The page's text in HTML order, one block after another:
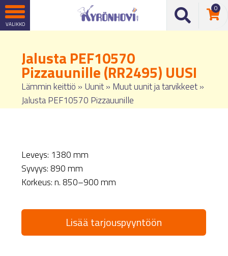
0
Jalusta PEF10570
Pizzauunille (RR2495) UUSI
Lämmin keittiö » Uunit» Muut uunit ja tarvikkeet»
Jalusta PEF10570 Pizzauunille
Leveys: 1380 mm
Syvyys: 890 mm
Korkeus: n. 850–900 mm
Lisää tarjouspyyntöön